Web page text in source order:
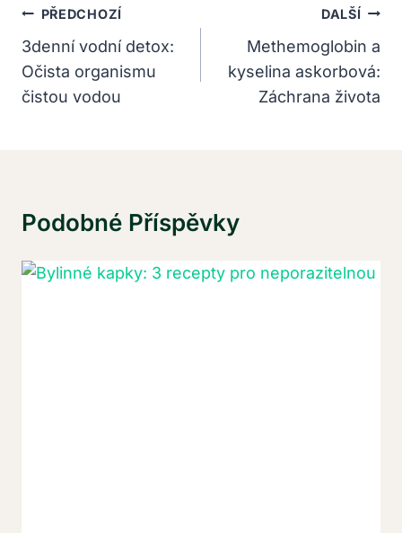
Navigace
Pro
Příspěvek
PŘEDCHOZÍ
3denní vodní detox:
Očista organismu
čistou vodou
DALŠÍ
Methemoglobin a
kyselina askorbová:
Záchrana života
Podobné Příspěvky